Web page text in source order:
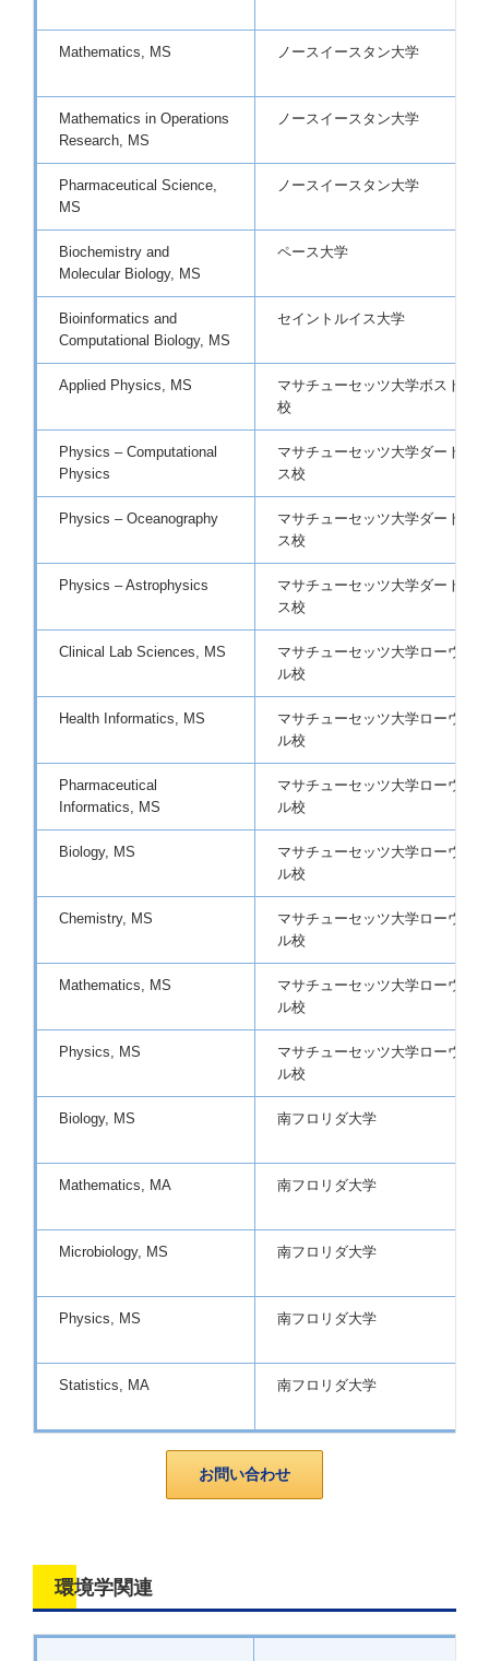
Mathematics, MS ノースイースタン大学
Mathematics in Operations
Research, MS
ノースイースタン大学
Pharmaceutical Science,
MS
ノースイースタン大学
Biochemistry and
Molecular Biology, MS
ペース大学
Bioinformatics and
Computational Biology, MS
セイントルイス大学
Applied Physics, MS
マサチューセッツ大学ボストン
校
Physics – Computational
Physics
マサチューセッツ大学ダートマ
ス校
Physics – Oceanography
マサチューセッツ大学ダートマ
ス校
Physics – Astrophysics
マサチューセッツ大学ダートマ
ス校
Clinical Lab Sciences, MS
マサチューセッツ大学ローウェ
ル校
Health Informatics, MS
マサチューセッツ大学ローウェ
ル校
Pharmaceutical
Informatics, MS
マサチューセッツ大学ローウェ
ル校
Biology, MS
マサチューセッツ大学ローウェ
ル校
Chemistry, MS
マサチューセッツ大学ローウェ
ル校
Mathematics, MS
マサチューセッツ大学ローウェ
ル校
Physics, MS
マサチューセッツ大学ローウェ
ル校
Biology, MS 南フロリダ大学
Mathematics, MA 南フロリダ大学
Microbiology, MS 南フロリダ大学
Physics, MS 南フロリダ大学
Statistics, MA 南フロリダ大学
お問い合わせ
環境学関連